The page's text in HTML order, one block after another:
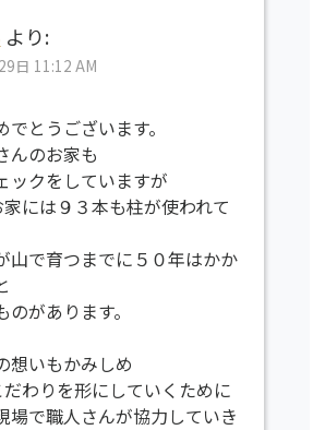
より:
日 11:12 AM
とうございます。
んのお家も
ックをしていますが
には９３本も柱が使われて
山で育つまでに５０年はかか
があります。
想いもかみしめ
わりを形にしていくために
場で職人さんが協力していき